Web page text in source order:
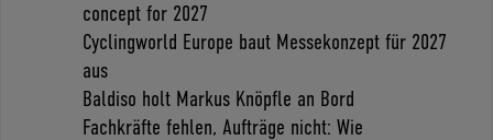
concept for 2027
Cyclingworld Europe baut Messekonzept für 2027
aus
Baldiso holt Markus Knöpfle an Bord
Fachkräfte fehlen, Aufträge nicht: Wie